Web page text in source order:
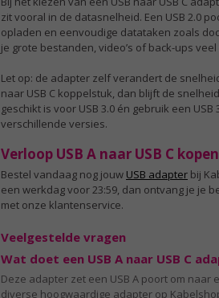
zit vooral in de datasnelheid. Een USB 2.0
opladen en eenvoudige datataken zoals
je grote bestanden, video’s of back-ups
Let op: de adapter zelf verandert de
naar USB C koppelstuk, dan blijft de
geschikt is voor USB 3.0 én gebruik een
verschillende versies.
Verloop USB A naar USB C
Bestel vandaag nog jouw USB adapter bij
een werkdag voor 23:59, dan ontvang je je
met onze klantenservice.
Veelgestelde vragen
Wat doet een USB A naar USB C
Deze adapter zet een USB A poort om naar
diverse hoogwaardige adapter op